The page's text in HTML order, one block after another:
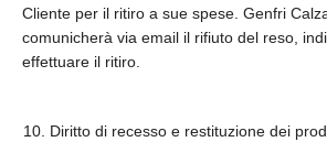
Cliente per il ritiro a sue spese. Genfri
comunicherà via email il rifiuto del reso,
effettuare il ritiro.
Diritto di recesso e restituzione dei